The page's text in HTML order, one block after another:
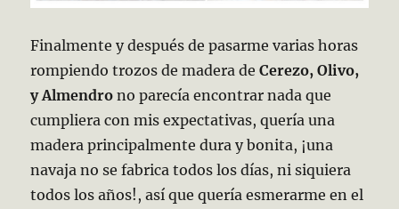
Finalmente y después de pasarme varias horas
rompiendo trozos de madera deCerezo, Olivo,
y Almendro no parecía encontrar nada que
cumpliera con mis expectativas, quería una
madera principalmente dura y bonita, ¡una
navaja no se fabrica todos los días, ni siquiera
todos los años!, así que quería esmerarme en el